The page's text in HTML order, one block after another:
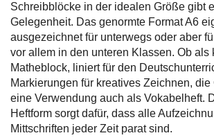
Schreibblöcke in der idealen Größe gibt
Gelegenheit. Das genormte Format A6
ausgezeichnet für unterwegs oder aber
vor allem in den unteren Klassen. Ob als
Matheblock, liniert für den
Markierungen für kreatives Zeichnen,
eine Verwendung auch als Vokabelheft.
Heftform sorgt dafür, dass alle
Mittschriften jeder Zeit parat sind.